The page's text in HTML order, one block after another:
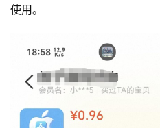
使用。